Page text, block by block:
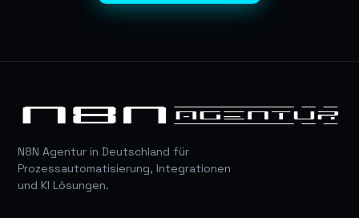
N8N Agentur in Deutschland für
Prozessautomatisierung, Integrationen
und KI Lösungen.